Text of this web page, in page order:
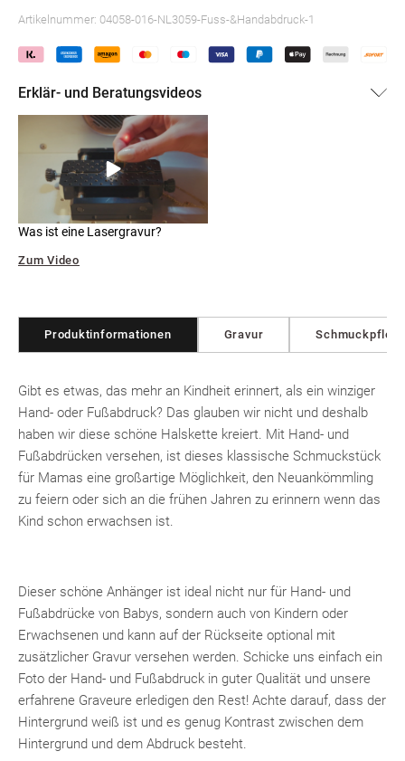
Artikelnummer: 04058-016-NL3059-Fuss-&Handabdruck-1
Erklär- und Beratungsvideos
Was ist eine Lasergravur?
Zum Video
Produktinformationen Gravur
Gibt es etwas, das mehr an Kindheit erinnert, als ein winziger
Hand- oder Fußabdruck? Das glauben wir nicht und deshalb
haben wir diese schöne Halskette kreiert. Mit Hand- und
Fußabdrücken versehen, ist dieses klassische Schmuckstück
für Mamas eine großartige Möglichkeit, den Neuankömmling
zu feiern oder sich an die frühen Jahren zu erinnern wenn das
Kind schon erwachsen ist.
Dieser schöne Anhänger ist ideal nicht nur für Hand- und
Fußabdrücke von Babys, sondern auch von Kindern oder
Erwachsenen und kann auf der Rückseite optional mit
zusätzlicher Gravur versehen werden. Schicke uns einfach ein
Foto der Hand- und Fußabdruck in guter Qualität und unsere
erfahrene Graveure erledigen den Rest! Achte darauf, dass der
Hintergrund weiß ist und es genug Kontrast zwischen dem
Hintergrund und dem Abdruck besteht.